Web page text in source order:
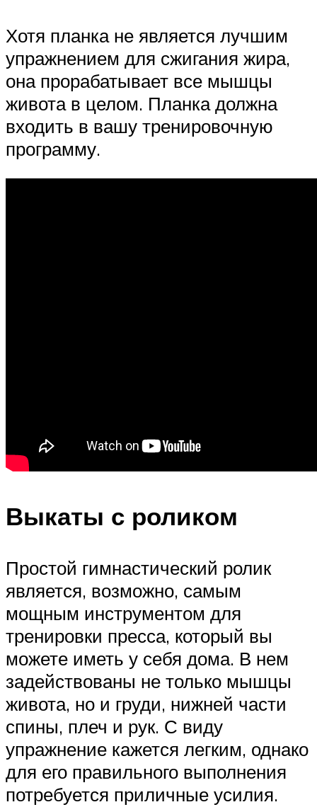
Хотя планка не является лучшим
упражнением для сжигания жира,
она прорабатывает все мышцы
живота в целом. Планка должна
входить в вашу тренировочную
программу.
Выкаты с роликом
Простой гимнастический ролик
является, возможно, самым
мощным инструментом для
тренировки пресса, который вы
можете иметь у себя дома. В нем
задействованы не только мышцы
живота, но и груди, нижней части
спины, плеч и рук. С виду
упражнение кажется легким, однако
для его правильного выполнения
потребуется приличные усилия.